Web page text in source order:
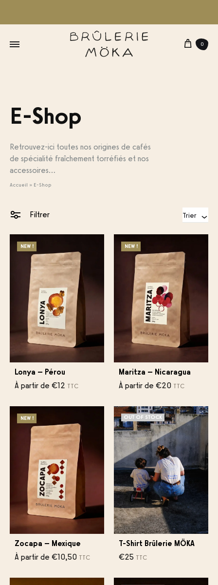
0
E-Shop
Retrouvez-ici toutes nos origines de cafés
de spécialité fraîchement torréfiés et nos
accessoires...
Accueil » E-Shop
Filtrer Trier
NEW !
Lonya – Pérou
À partir de €12 TTC
NEW !
Maritza – Nicaragua
À partir de €20 TTC
NEW !
Zocapa – Mexique
À partir de €10,50 TTC
OUT OF STOCK
T-Shirt Brûlerie MÖKA
€25 TTC